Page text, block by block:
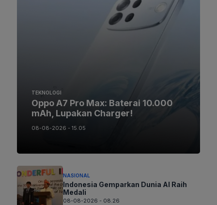
TEKNOLOGI
Oppo A7 Pro Max: Baterai 10.000
mAh, Lupakan Charger!
08-08-2026 - 15.05
NASIONAL
Indonesia Gemparkan Dunia AI Raih
Medali
08-08-2026 - 08.26